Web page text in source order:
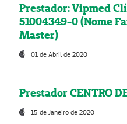
Prestador: Vipmed
51004349-0 (Nome
Master)
01 de Abril de 2020
Prestador CENTRO
15 de Janeiro de 2020